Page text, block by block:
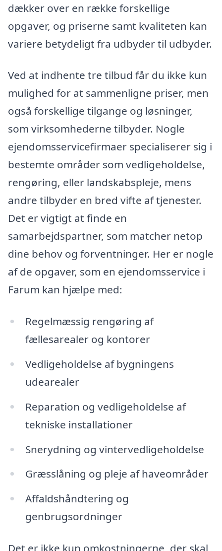
dækker over en række forskellige
opgaver, og priserne samt kvaliteten kan
variere betydeligt fra udbyder til udbyder.
Ved at indhente tre tilbud får du ikke kun
mulighed for at sammenligne priser, men
også forskellige tilgange og løsninger,
som virksomhederne tilbyder. Nogle
ejendomsservicefirmaer specialiserer sig i
bestemte områder som vedligeholdelse,
rengøring, eller landskabspleje, mens
andre tilbyder en bred vifte af tjenester.
Det er vigtigt at finde en
samarbejdspartner, som matcher netop
dine behov og forventninger. Her er nogle
af de opgaver, som en ejendomsservice i
Farum kan hjælpe med:
Regelmæssig rengøring af
fællesarealer og kontorer
Vedligeholdelse af bygningens
udearealer
Reparation og vedligeholdelse af
tekniske installationer
Snerydning og vintervedligeholdelse
Græsslåning og pleje af haveområder
Affaldshåndtering og
genbrugsordninger
Det er ikke kun omkostningerne, der skal